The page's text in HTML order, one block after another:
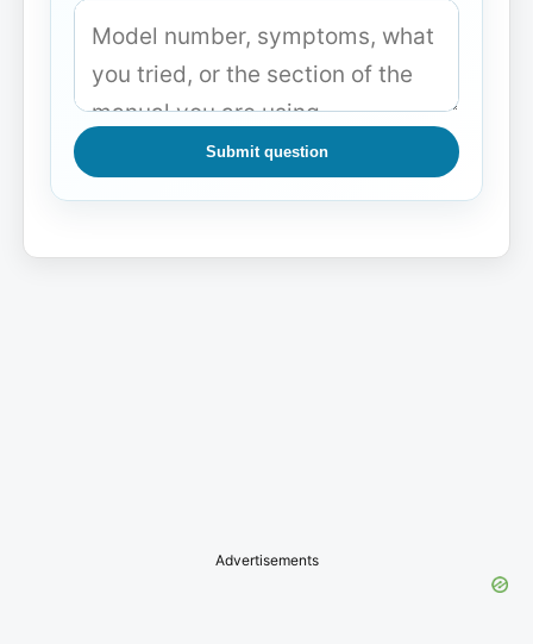
Submit question
Advertisements